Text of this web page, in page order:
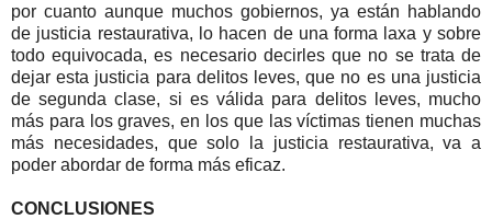
por cuanto aunque muchos gobiernos, ya están hablando
de justicia restaurativa, lo hacen de una forma laxa y sobre
todo equivocada, es necesario decirles que no se trata de
dejar esta justicia para delitos leves, que no es una justicia
de segunda clase, si es válida para delitos leves, mucho
más para los graves, en los que las víctimas tienen muchas
más necesidades, que solo la justicia restaurativa, va a
poder abordar de forma más eficaz.
CONCLUSIONES